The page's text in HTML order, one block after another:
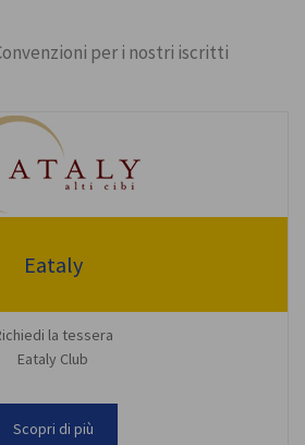
per i nostri iscritti
Eataly
la tessera
Eataly Club
Scopri di più